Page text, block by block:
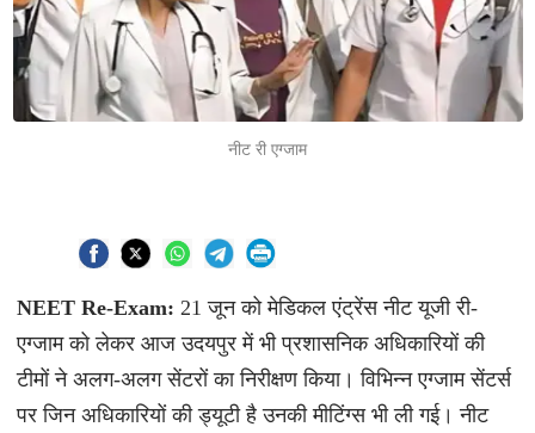
नीट री एग्जाम
NEET Re-Exam: 21 जून को मेडिकल एंट्रेंस नीट यूजी री-
एग्जाम को लेकर आज उदयपुर में भी प्रशासनिक अधिकारियों की
टीमों ने अलग-अलग सेंटरों का निरीक्षण किया। विभिन्न एग्जाम सेंटर्स
पर जिन अधिकारियों की ड्यूटी है उनकी मीटिंग्स भी ली गई। नीट